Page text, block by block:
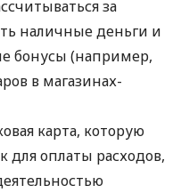
за
наличные деньги и
бонусы (например,
в магазинах-
карта, которую
для оплаты расходов,